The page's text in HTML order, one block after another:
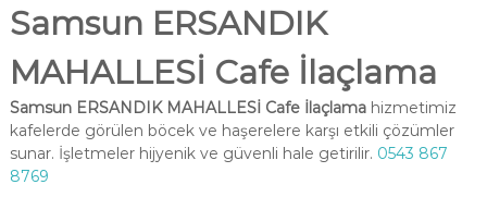
Samsun ERSANDIK
MAHALLESİ Cafe İlaçlama
Samsun ERSANDIK MAHALLESİ Cafe İlaçlamahizmetimiz
kafelerde görülen böcek ve haşerelere karşı etkili çözümler
sunar. İşletmeler hijyenik ve güvenli hale getirilir. 0543 867
8769